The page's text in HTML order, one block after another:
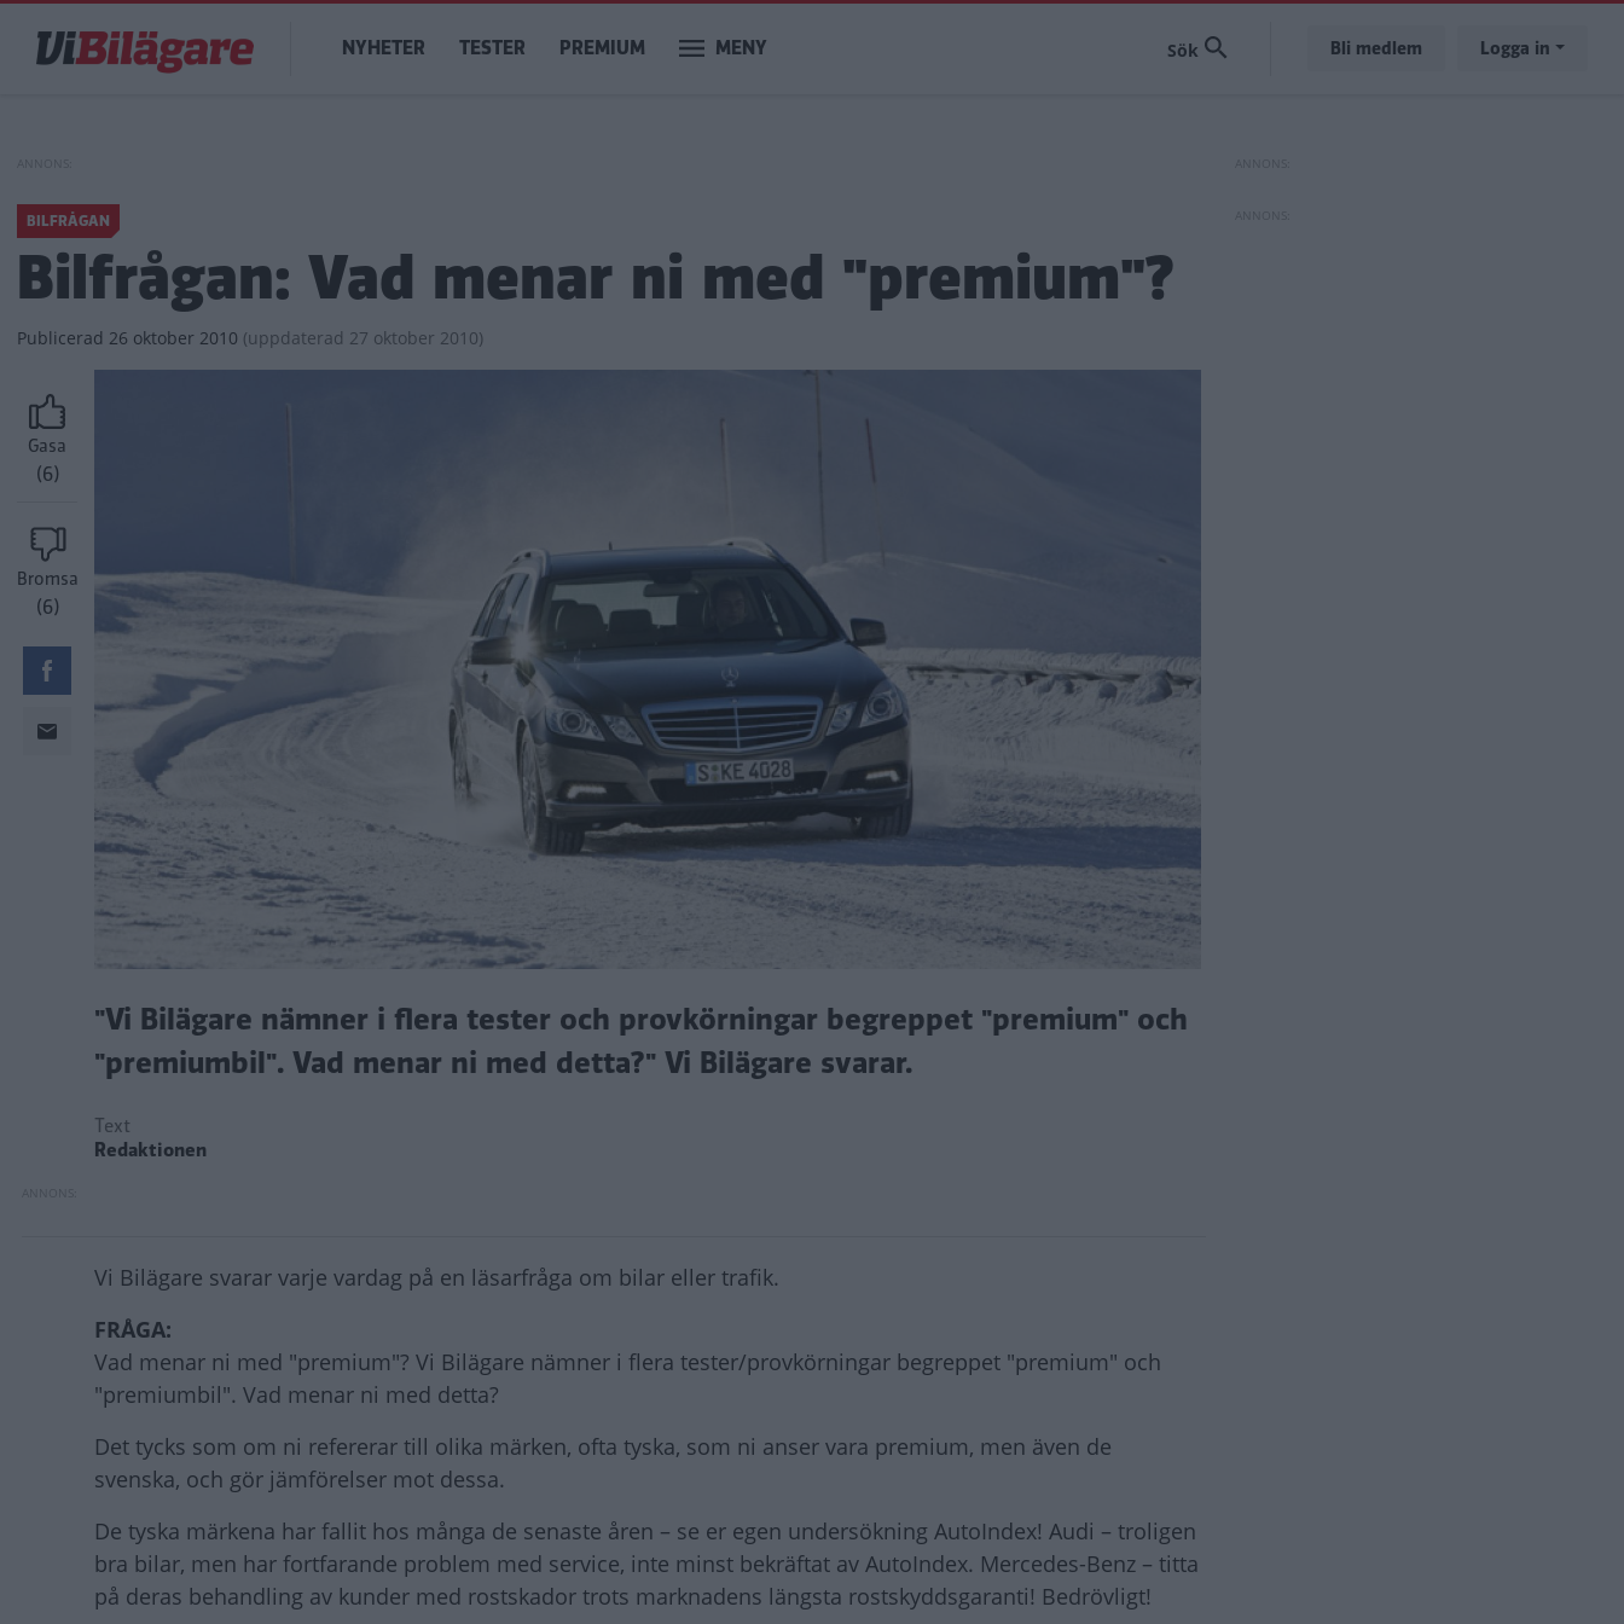
huvudinnehåll
Main
navigation
NYHETER TESTER PREMIUM MENY Bli medlem Logga in
BILFRÅGAN
Bilfrågan: Vad menar ni med "premium"?
Publicerad 26 oktober 2010 (uppdaterad 27 oktober 2010)
Gasa
(6)
Bromsa
(6)
"Vi Bilägare nämner i flera tester och provkörningar begreppet "premium" och
"premiumbil". Vad menar ni med detta?" Vi Bilägare svarar.
Text
Redaktionen
Vi Bilägare svarar varje vardag på en läsarfråga om bilar eller trafik.
FRÅGA:
Vad menar ni med "premium"? Vi Bilägare nämner i flera tester/provkörningar begreppet "premium" och
"premiumbil". Vad menar ni med detta?
Det tycks som om ni refererar till olika märken, ofta tyska, som ni anser vara premium, men även de
svenska, och gör jämförelser mot dessa.
De tyska märkena har fallit hos många de senaste åren – se er egen undersökning AutoIndex! Audi – troligen
bra bilar, men har fortfarande problem med service, inte minst bekräftat av AutoIndex. Mercedes-Benz – titta
på deras behandling av kunder med rostskador trots marknadens längsta rostskyddsgaranti! Bedrövligt!